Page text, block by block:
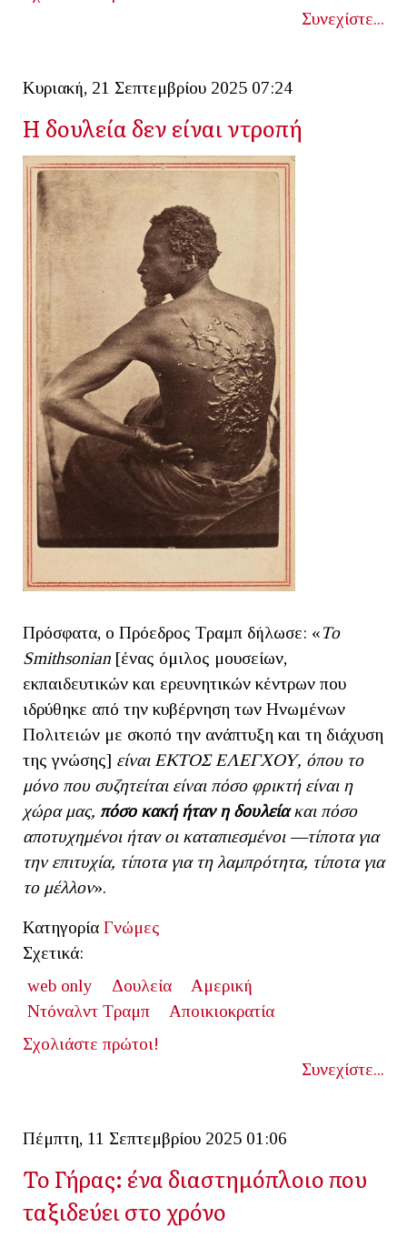
Συνεχίστε...
Κυριακή, 21 Σεπτεμβρίου 2025 07:24
Η δουλεία δεν είναι ντροπή
Πρόσφατα, ο Πρόεδρος Τραμπ δήλωσε: «Το
Smithsonian [ένας όμιλος μουσείων,
εκπαιδευτικών και ερευνητικών κέντρων που
ιδρύθηκε από την κυβέρνηση των Ηνωμένων
Πολιτειών με σκοπό την ανάπτυξη και τη διάχυση
της γνώσης] είναι ΕΚΤΟΣ ΕΛΕΓΧΟΥ, όπου το
μόνο που συζητείται είναι πόσο φρικτή είναι η
χώρα μας, πόσο κακή ήταν η δουλείακαι πόσο
αποτυχημένοι ήταν οι καταπιεσμένοι —τίποτα για
την επιτυχία, τίποτα για τη λαμπρότητα, τίποτα για
το μέλλον».
Κατηγορία Γνώμες
Σχετικά:
web only
Δουλεία
Αμερική
Ντόναλντ Τραμπ
Αποικιοκρατία
Σχολιάστε πρώτοι!
Συνεχίστε...
Πέμπτη, 11 Σεπτεμβρίου 2025 01:06
Το Γήρας: ένα διαστημόπλοιο που
ταξιδεύει στο χρόνο